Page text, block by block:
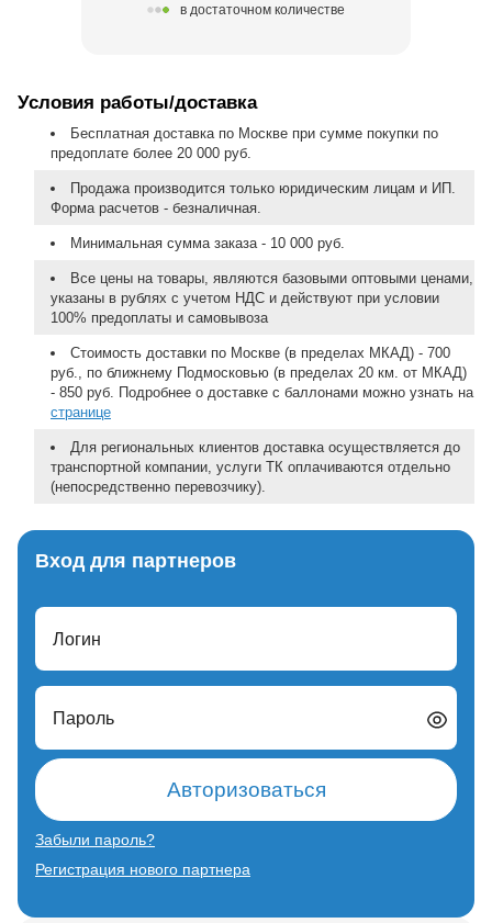
в достаточном количестве
Условия работы/доставка
Бесплатная доставка по Москве при сумме покупки по
предоплате более 20 000 руб.
Продажа производится только юридическим лицам и ИП.
Форма расчетов - безналичная.
Минимальная сумма заказа - 10 000 руб.
Все цены на товары, являются базовыми оптовыми ценами,
указаны в рублях с учетом НДС и действуют при условии
100% предоплаты и самовывоза
Стоимость доставки по Москве (в пределах МКАД) - 700
руб., по ближнему Подмосковью (в пределах 20 км. от МКАД)
- 850 руб. Подробнее о доставке с баллонами можно узнать на
странице
Для региональных клиентов доставка осуществляется до
транспортной компании, услуги ТК оплачиваются отдельно
(непосредственно перевозчику).
Вход для партнеров
Логин
Пароль
Авторизоваться
Забыли пароль?
Регистрация нового партнера